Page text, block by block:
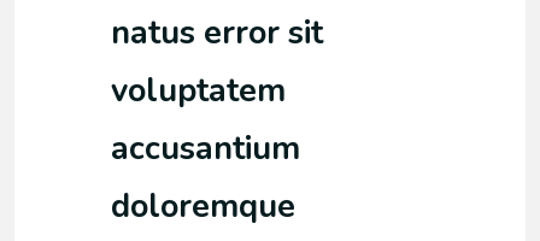
natus error sit
voluptatem
accusantium
doloremque